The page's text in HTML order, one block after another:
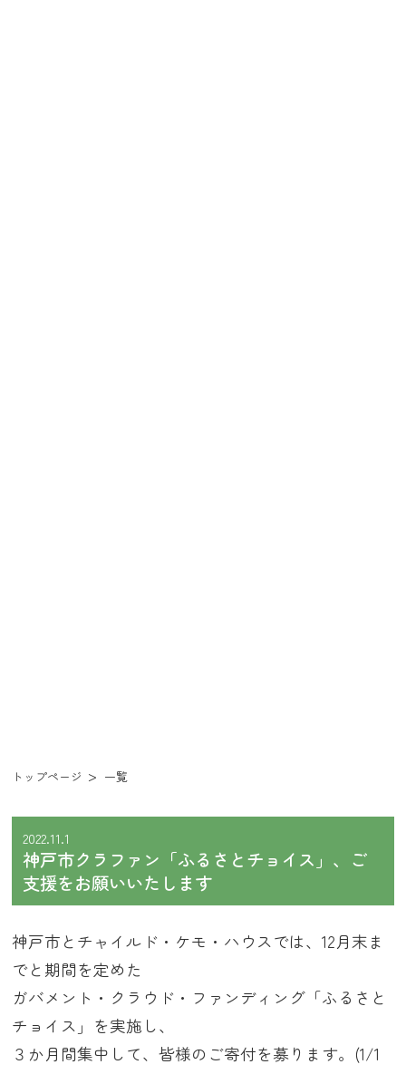
トップページ 一覧
2022.11.1
神戸市クラファン「ふるさとチョイス」、ご
支援をお願いいたします
神戸市とチャイルド・ケモ・ハウスでは、12月末ま
でと期間を定めた
ガバメント・クラウド・ファンディング「ふるさと
チョイス」を実施し、
３か月間集中して、皆様のご寄付を募ります。(1/1